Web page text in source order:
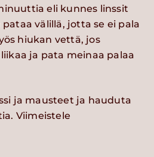
eli kunnes linssit
välillä, jotta se ei pala
hiukan vettä, jos
ja pata meinaa palaa
ja mausteet ja hauduta
Viimeistele